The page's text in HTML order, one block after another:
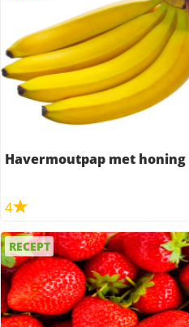
Havermoutpap met honing
4
RECEPT